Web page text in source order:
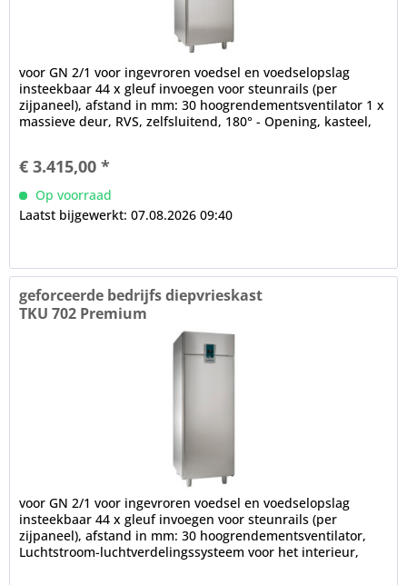
voor GN 2/1 voor ingevroren voedsel en voedselopslag
insteekbaar 44 x gleuf invoegen voor steunrails (per
zijpaneel), afstand in mm: 30 hoogrendementsventilator 1 x
massieve deur, RVS, zelfsluitend, 180° - Opening, kasteel,
€ 3.415,00 *
Op voorraad
Laatst bijgewerkt: 07.08.2026 09:40
geforceerde bedrijfs diepvrieskast
TKU 702 Premium
voor GN 2/1 voor ingevroren voedsel en voedselopslag
insteekbaar 44 x gleuf invoegen voor steunrails (per
zijpaneel), afstand in mm: 30 hoogrendementsventilator,
Luchtstroom-luchtverdelingssysteem voor het interieur,